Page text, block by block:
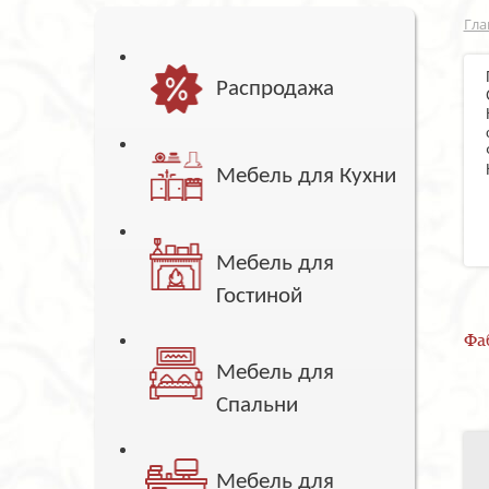
Распродажа
Мебель для Кухни
Мебель для
Гостиной
Мебель для
Спальни
Мебель для